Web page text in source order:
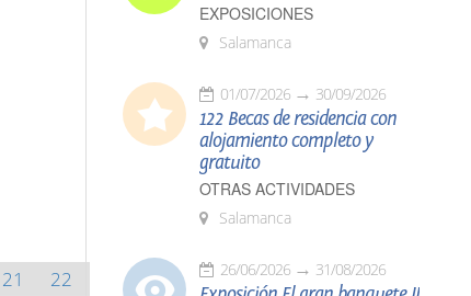
21
22
EXPOSICIONES
Salamanca
01/07/2026 30/09/2026
122 Becas de residencia con
alojamiento completo y
gratuito
OTRAS ACTIVIDADES
Salamanca
26/06/2026 31/08/2026